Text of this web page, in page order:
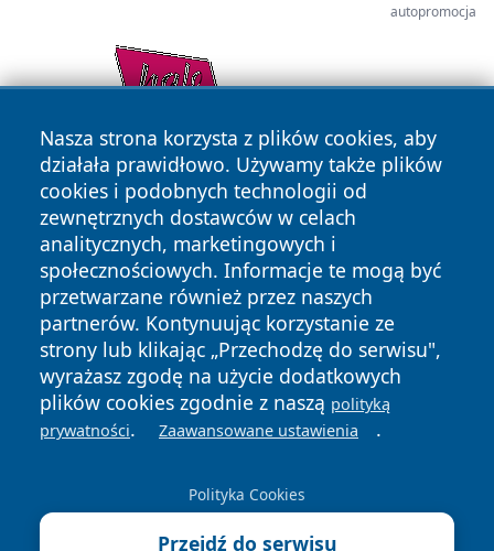
autopromocja
Nasza strona korzysta z plików cookies, aby
działała prawidłowo. Używamy także plików
cookies i podobnych technologii od
zewnętrznych dostawców w celach
analitycznych, marketingowych i
społecznościowych. Informacje te mogą być
przetwarzane również przez naszych
partnerów. Kontynuując korzystanie ze
strony lub klikając „Przechodzę do serwisu",
wyrażasz zgodę na użycie dodatkowych
plików cookies zgodnie z naszą polityką
prywatności. Zaawansowane ustawienia .
Polityka Cookies
Przejdź do serwisu
Copyright © 2026 portalkalisz.pl Wszystkie prawa
zastrzeżone.
News Autorzy
Polityka
Polityka